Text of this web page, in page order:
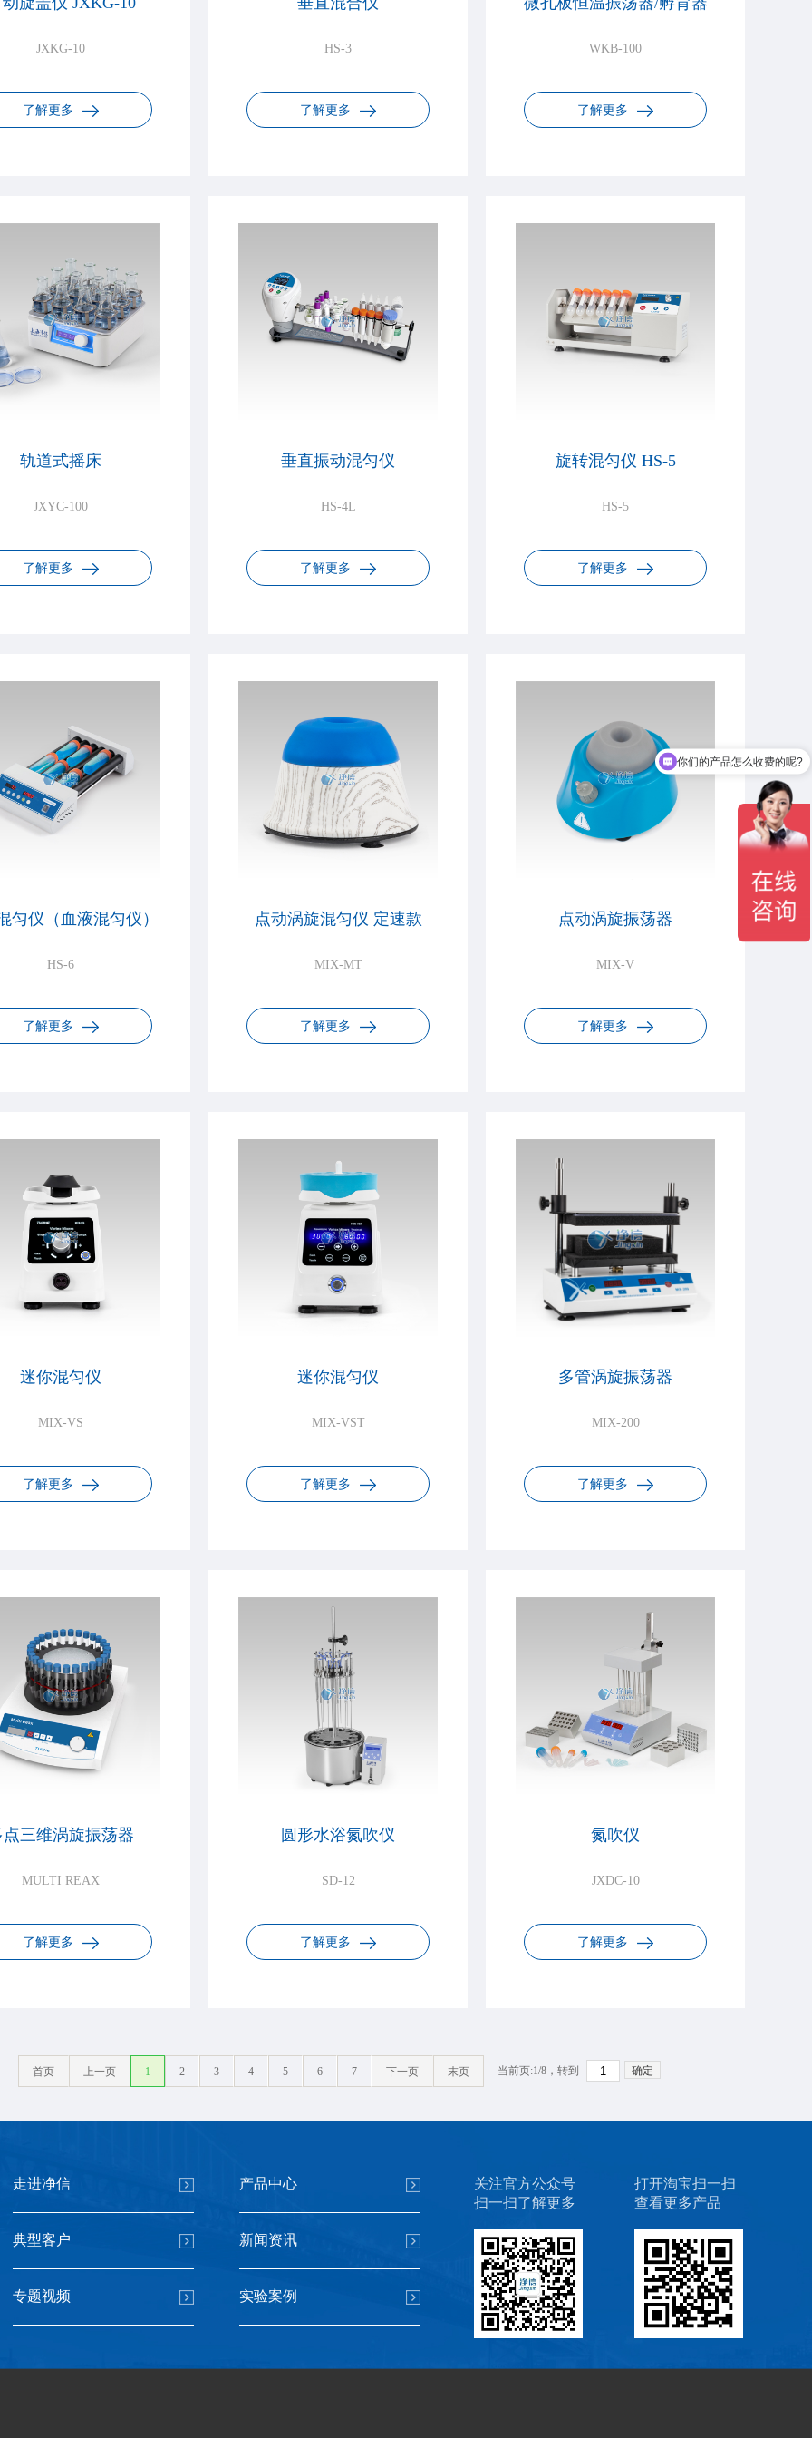
JXKG-10
了解更多
HS-3
了解更多
WKB-100
了解更多
轨道式摇床
JXYC-100
了解更多
垂直振动混匀仪
HS-4L
了解更多
旋转混匀仪 HS-5
HS-5
了解更多
匀仪（血液混匀仪）
HS-6
了解更多
点动涡旋混匀仪 定速款
MIX-MT
了解更多
点动涡旋振荡器
MIX-V
了解更多
迷你混匀仪
MIX-VS
了解更多
迷你混匀仪
MIX-VST
了解更多
多管涡旋振荡器
MIX-200
了解更多
点三维涡旋振荡器
MULTI REAX
了解更多
圆形水浴氮吹仪
SD-12
了解更多
氮吹仪
JXDC-10
了解更多
首页 上一页 1 2 3 4 5 6 7 下一页 末页 当前页:1/8，转到 确定
走进净信 产品中心
典型客户 新闻资讯
专题视频 实验案例
关注官方公众号
扫一扫了解更多
打开淘宝扫一扫
查看更多产品
你们的产品怎么收费的呢?
需要售后服务